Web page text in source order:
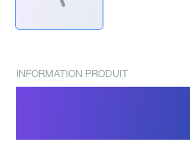
INFORMATION PRODUIT